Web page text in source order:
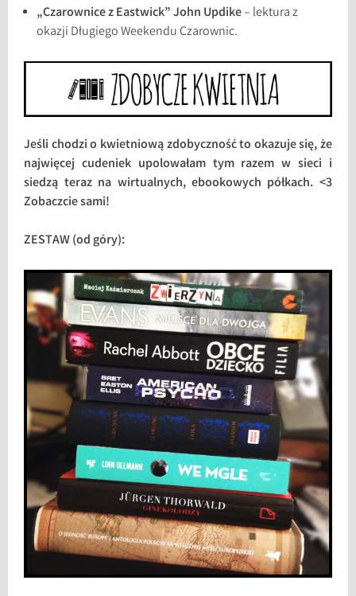
„Czarownice z Eastwick” John Updike– lektura z
okazji Długiego Weekendu Czarownic.
Jeśli chodzi o kwietniową zdobyczność to okazuje się, że
najwięcej cudeniek upolowałam tym razem w sieci i
siedzą teraz na wirtualnych, ebookowych półkach. <3
Zobaczcie sami!
ZESTAW (od góry):